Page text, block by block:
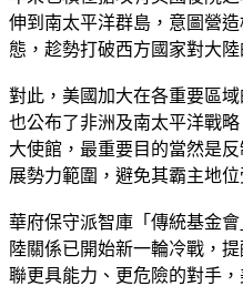
伸到南太平洋群島，意圖營
態，趁勢打破西方國家對大陸
對此，美國加大在各重要區
也公布了非洲及南太平洋戰
大使館，最重要目的當然是
展勢力範圍，避免其霸主地位
華府保守派智庫「傳統基金
陸關係已開始新一輪冷戰，
聯更具能力、更危險的對手